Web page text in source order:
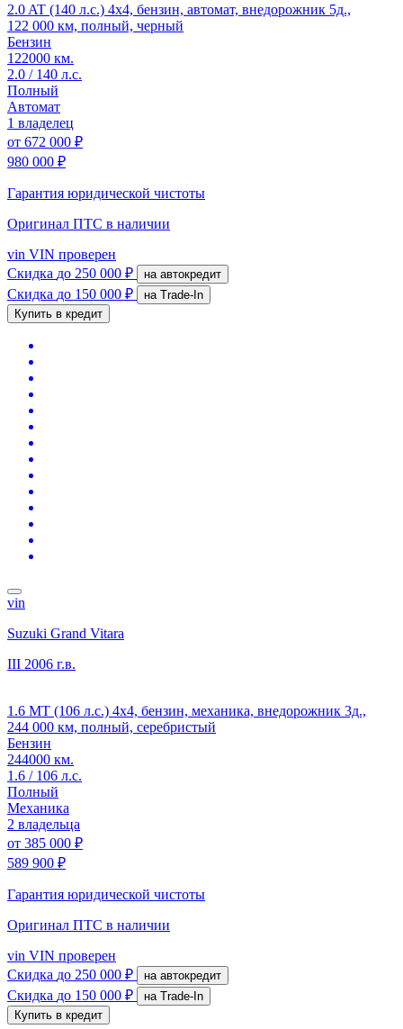
2.0 AT (140 л.с.) 4x4, бензин, автомат, внедорожник 5д.,
122 000 км, полный, черный
Бензин
122000 км.
2.0 / 140 л.с.
Полный
Автомат
1 владелец
от 672 000 ₽
980 000 ₽
Гарантия юридической чистоты
Оригинал ПТС в наличии
vin VIN проверен
Скидка до 250 000 ₽ на автокредит
Скидка до 150 000 ₽
на Trade-In
Купить в кредит
vin
Suzuki Grand Vitara
III 2006 г.в.
1.6 MT (106 л.с.) 4x4, бензин, механика, внедорожник 3д.,
244 000 км, полный, серебристый
Бензин
244000 км.
1.6 / 106 л.с.
Полный
Механика
2 владельца
от 385 000 ₽
589 900 ₽
Гарантия юридической чистоты
Оригинал ПТС в наличии
vin VIN проверен
Скидка до 250 000 ₽ на автокредит
Скидка до 150 000 ₽
на Trade-In
Купить в кредит